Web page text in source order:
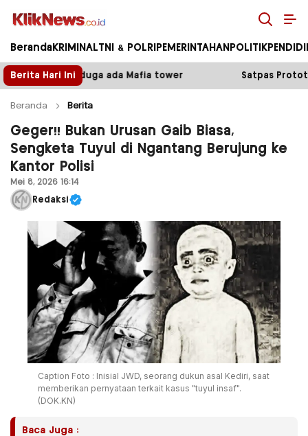
Kliknews.co.id
Beranda KRIMINAL TNI & POLRI PEMERINTAHAN POLITIK
Berita Hari Ini
tower Satpas Prototype Polres Malang Perketat
Beranda Berita
Geger!! Bukan Urusan Gaib Biasa,
Sengketa Tuyul di Ngantang Berujung ke
Kantor Polisi
Mei 8, 2026 16:14
Redaksi
Caption Foto : Inisial JWD, seorang dukun asal Kediri, saat
memberikan pernyataan terkait kasus "tuyul insaf".
(DOK.KN)
Baca Juga :